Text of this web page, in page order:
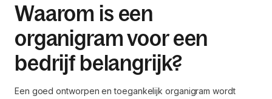
Waarom is een
organigram voor een
bedrijf belangrijk?
Een goed ontworpen en toegankelijk organigram wordt